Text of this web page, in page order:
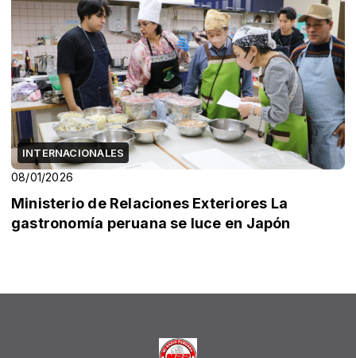
INTERNACIONALES
08/01/2026
Ministerio de Relaciones Exteriores La
gastronomía peruana se luce en Japón